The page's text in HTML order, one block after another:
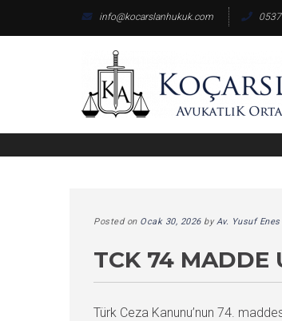
info@kocarslanhukuk.com
Posted on Ocak 30, 2026byAv. Yusuf Enes
TCK 74 MADDE
Türk Ceza Kanunu’nun 74.